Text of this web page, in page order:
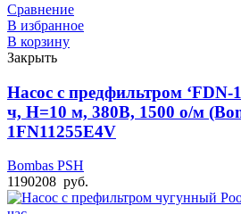
Сравнение
В избранное
В корзину
Закрыть
Насос с предфильтром ‘FDN-
ч, Н=10 м, 380В, 1500 о/м
1FN11255E4V
Bombas PSH
1190208 руб.